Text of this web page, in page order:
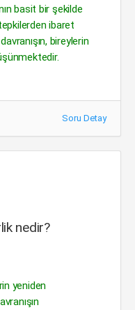
basit bir şekilde
ibaret
bireylerin
Soru Detay
nedir?
yeniden